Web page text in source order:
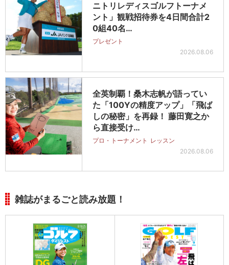
ニトリレディスゴルフトーナメ
ント」観戦招待券を4日間合計2
0組40名…
プレゼント
2026.08.06
全英制覇！桑木志帆が語ってい
た「100Yの精度アップ」「飛ば
しの秘密」を再録！ 藤田寛之か
ら直接受け…
プロ・トーナメント レッスン
2026.08.06
雑誌がまるごと読み放題！